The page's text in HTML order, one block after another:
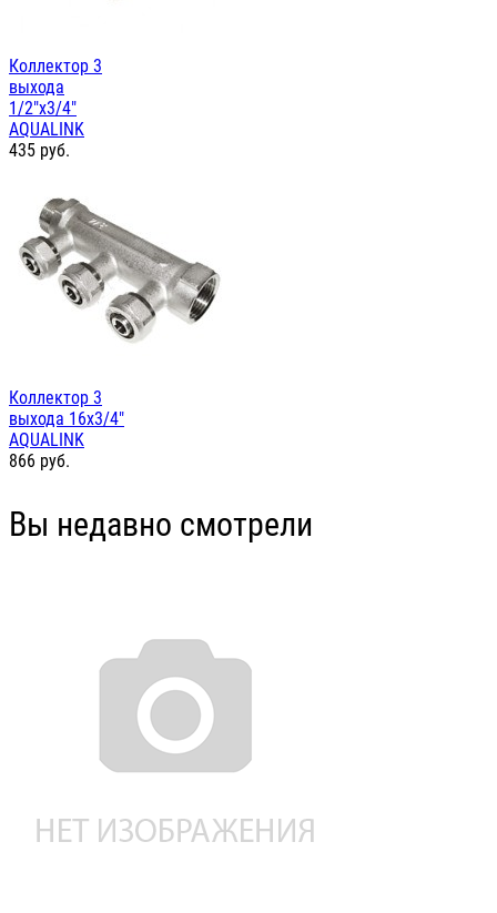
Коллектор 3
выхода
1/2"х3/4"
AQUALINK
435 руб.
Коллектор 3
выхода 16х3/4"
AQUALINK
866 руб.
Вы недавно смотрели